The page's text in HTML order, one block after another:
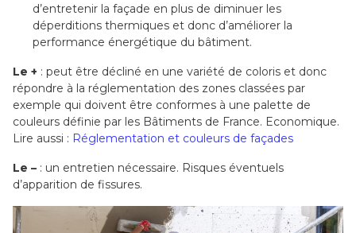
d’entretenir la façade en plus de diminuer les
déperditions thermiques et donc d’améliorer la
performance énergétique du bâtiment.
Le + : peut être décliné en une variété de coloris et donc
répondre à la réglementation des zones classées par
exemple qui doivent être conformes à une palette de
couleurs définie par les Bâtiments de France. Economique.
Lire aussi : Réglementation et couleurs de façades
Le – : un entretien nécessaire. Risques éventuels
d’apparition de fissures.